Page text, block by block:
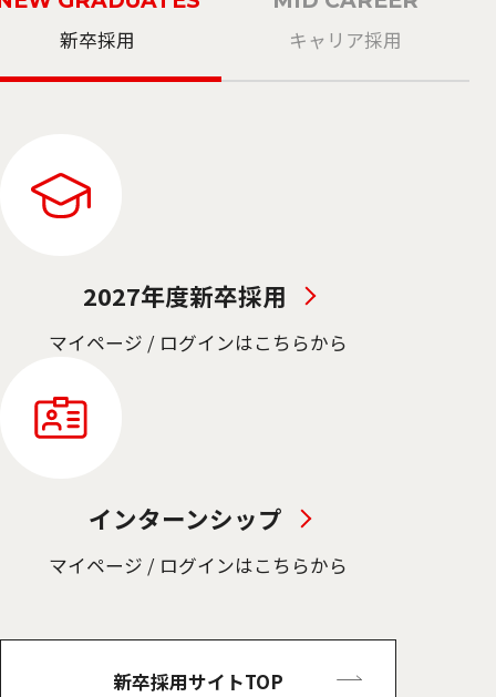
新卒採用 キャリア採用
2027年度新卒採用
マイページ / ログインはこちらから
インターンシップ
マイページ / ログインはこちらから
新卒採用サイトTOP